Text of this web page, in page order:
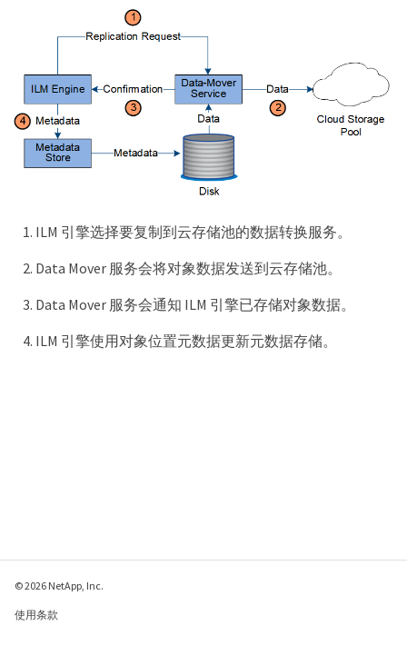
ILM 引擎选择要复制到云存储池的数据转换服务。
Data Mover 服务会将对象数据发送到云存储池。
Data Mover 服务会通知 ILM 引擎已存储对象数据。
ILM 引擎使用对象位置元数据更新元数据存储。
© 2026 NetApp, Inc.
使用条款